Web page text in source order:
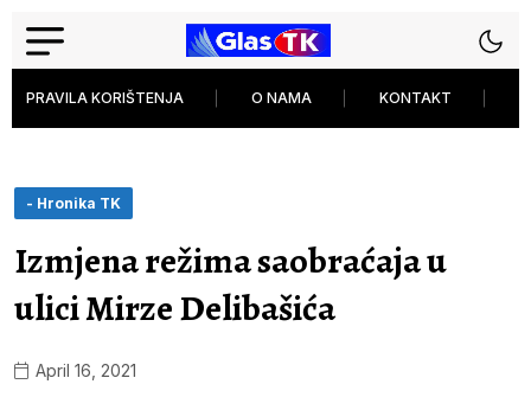
PRAVILA KORIŠTENJA O NAMA KONTAKT
- Hronika TK
Izmjena režima saobraćaja u
ulici Mirze Delibašića
April 16, 2021